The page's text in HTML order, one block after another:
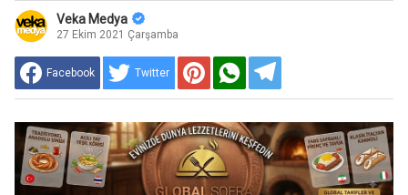
Veka Medya
27 Ekim 2021 Çarşamba
Facebook Twitter